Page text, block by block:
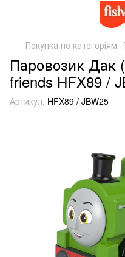
Покупка по категоріям
Паровозик Дак
friends HFX89 /
Артикул: HFX89 / JBW25